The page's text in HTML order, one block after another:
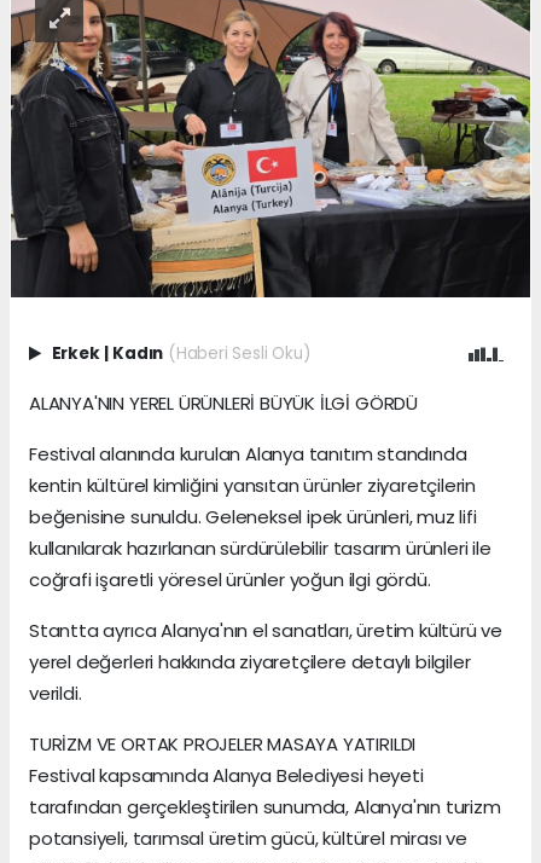
Erkek | Kadın (Haberi Sesli Oku)
ALANYA'NIN YEREL ÜRÜNLERİ BÜYÜK İLGİ GÖRDÜ
Festival alanında kurulan Alanya tanıtım standında
kentin kültürel kimliğini yansıtan ürünler ziyaretçilerin
beğenisine sunuldu. Geleneksel ipek ürünleri, muz lifi
kullanılarak hazırlanan sürdürülebilir tasarım ürünleri ile
coğrafi işaretli yöresel ürünler yoğun ilgi gördü.
Stantta ayrıca Alanya'nın el sanatları, üretim kültürü ve
yerel değerleri hakkında ziyaretçilere detaylı bilgiler
verildi.
TURİZM VE ORTAK PROJELER MASAYA YATIRILDI
Festival kapsamında Alanya Belediyesi heyeti
tarafından gerçekleştirilen sunumda, Alanya'nın turizm
potansiyeli, tarımsal üretim gücü, kültürel mirası ve